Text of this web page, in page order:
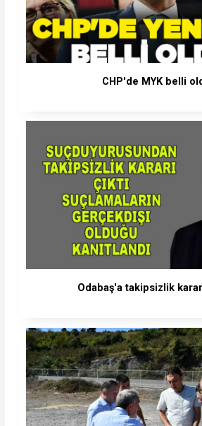
CHP'de MYK belli
Odabaş'a takipsizlik